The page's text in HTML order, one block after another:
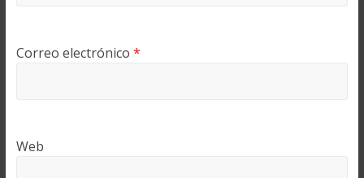
Correo electrónico *
Web